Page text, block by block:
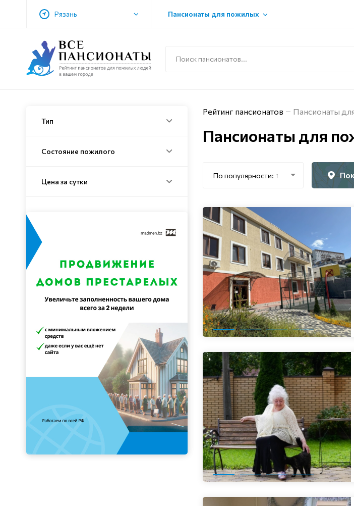
Рязань Пансионаты для пожилых
Тип
Состояние пожилого
Цена за сутки
Рейтинг пансионатов Пансионаты
Пансионаты для
По популярности: ↑